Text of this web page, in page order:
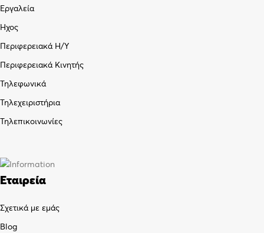
Εργαλεία
Ήχος
Περιφερειακά Η/Υ
Περιφερειακά Κινητής
Τηλεφωνικά
Τηλεχειριστήρια
Τηλεπικοινωνίες
Εταιρεία
Σχετικά με εμάς
Blog